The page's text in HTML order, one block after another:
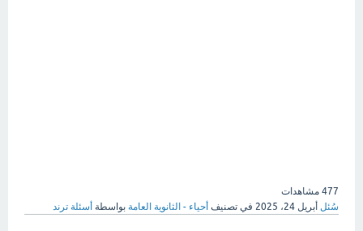
477 مشاهدات
سُئل أبريل 24، 2025 في تصنيف أحياء - الثانوية العامة بواسطة أسئلة ترند